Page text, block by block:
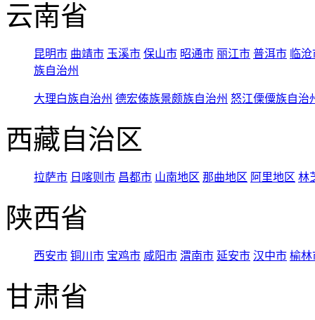
云南省
昆明市 曲靖市 玉溪市 保山市 昭通市 丽江市 普洱市 临
族自治州
大理白族自治州 德宏傣族景颇族自治州 怒江傈僳族自治
西藏自治区
拉萨市 日喀则市 昌都市 山南地区 那曲地区 阿里地区 林
陕西省
西安市 铜川市 宝鸡市 咸阳市 渭南市 延安市 汉中市 榆林
甘肃省